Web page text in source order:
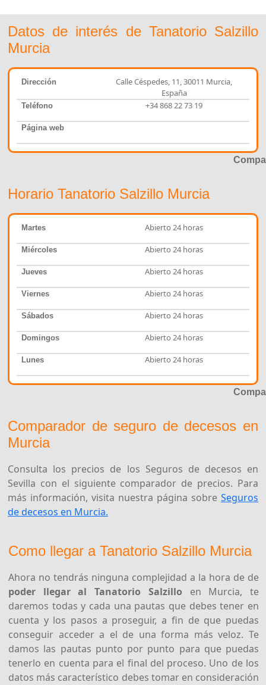
Datos de interés de Tanatorio Salzillo
Murcia
Dirección
Calle Céspedes, 11, 30011 Murcia,
España
Teléfono +34 868 22 73 19
Página web
Horario Tanatorio Salzillo Murcia
Martes Abierto 24 horas
Miércoles Abierto 24 horas
Jueves Abierto 24 horas
Viernes Abierto 24 horas
Sábados Abierto 24 horas
Domingos Abierto 24 horas
Lunes Abierto 24 horas
Comparador de seguro de decesos en
Murcia
Consulta los precios de los Seguros de decesos en
Sevilla con el siguiente comparador de precios. Para
más información, visita nuestra página sobre Seguros
de decesos en Murcia.
Como llegar a Tanatorio Salzillo Murcia
Ahora no tendrás ninguna complejidad a la hora de de
poder llegar al Tanatorio Salzillo en Murcia, te
daremos todas y cada una pautas que debes tener en
cuenta y los pasos a proseguir, a fin de que puedas
conseguir acceder a el de una forma más veloz. Te
damos las pautas punto por punto para que puedas
tenerlo en cuenta para el final del proceso. Uno de los
datos más característico debes tomar en consideración